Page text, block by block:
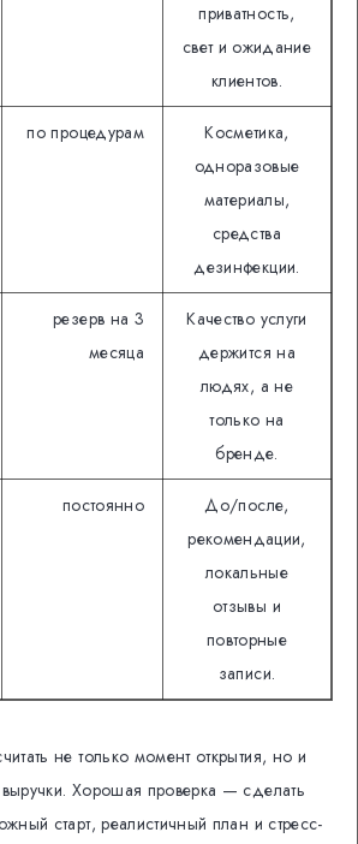
приватность,
свет и ожидание
клиентов.
по процедурам
Косметика,
одноразовые
материалы,
средства
дезинфекции.
резерв на 3
месяца
Качество услуги
держится на
людях, а не
только на
бренде.
постоянно
До/после,
рекомендации,
локальные
отзывы и
повторные
записи.
не только момент открытия, но и
Хорошая проверка — сделать
старт, реалистичный план и стресс-